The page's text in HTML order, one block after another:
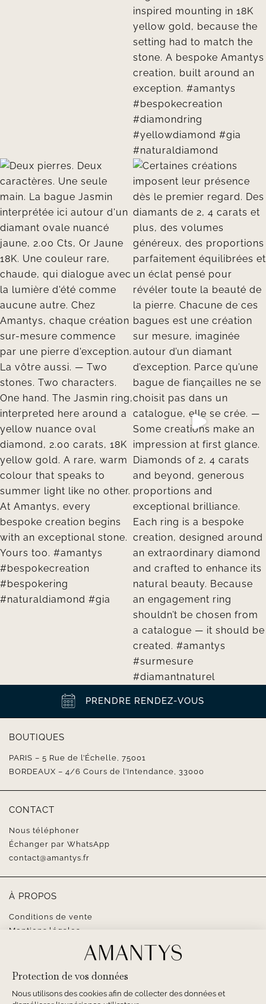
PRENDRE RENDEZ-VOUS
BOUTIQUES
PARIS – 5 Rue de l’Échelle, 75001
BORDEAUX – 4/6 Cours de l’Intendance, 33000
CONTACT
Nous téléphoner
Échanger par WhatsApp
contact@amantys.fr
À PROPOS
Conditions de vente
Mentions légales
SUIVEZ-NOUS